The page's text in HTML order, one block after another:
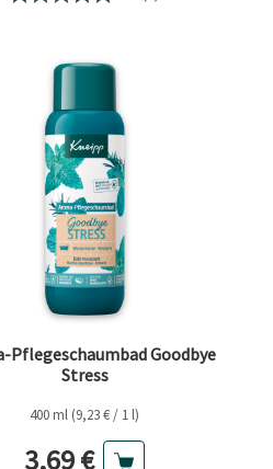
Pflegeschaumbad Goodbye
Stress
400 ml (9,23 € / 1 l)
Aktueller Preis
3,69 €